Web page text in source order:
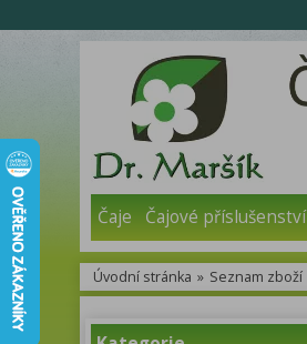
Čaje Čajové příslušenství
Úvodní stránka » Seznam zboží